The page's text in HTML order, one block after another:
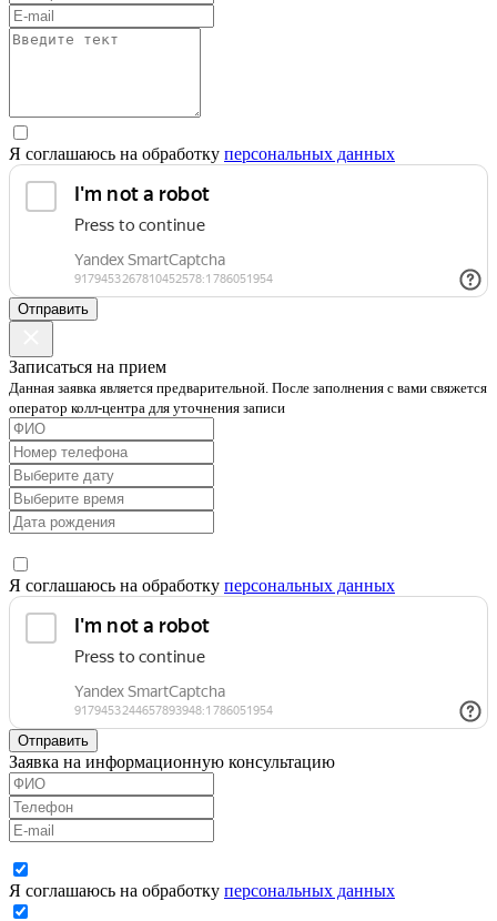
Я соглашаюсь на обработку персональных данных
Отправить
Записаться на прием
Данная заявка является предварительной. После заполнения с вами свяжется
оператор колл-центра для уточнения записи
Я соглашаюсь на обработку персональных данных
Отправить
Заявка на информационную консультацию
Я соглашаюсь на обработку персональных данных